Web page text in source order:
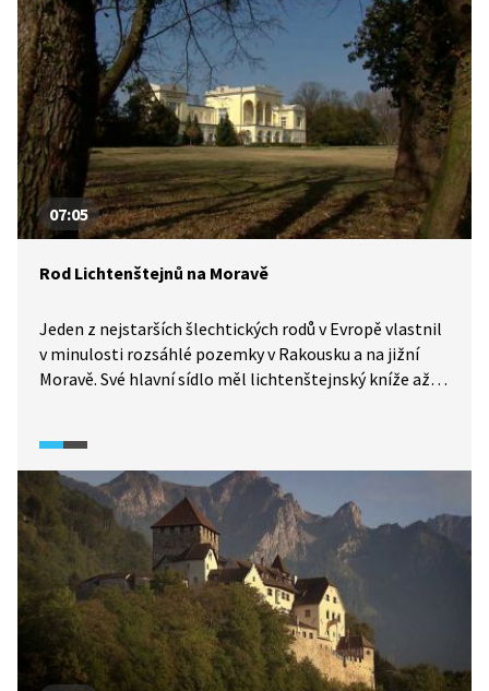
07:05
Rod Lichtenštejnů na Moravě
Jeden z nejstarších šlechtických rodů v Evropě vlastnil
v minulosti rozsáhlé pozemky v Rakousku a na jižní
Moravě. Své hlavní sídlo měl lichtenštejnský kníže až
zbytek majetku byl zabaven po roce 1945 na základě
tzv. Benešových dekretů. Dodnes není tento problém
definitivně vyřešen.